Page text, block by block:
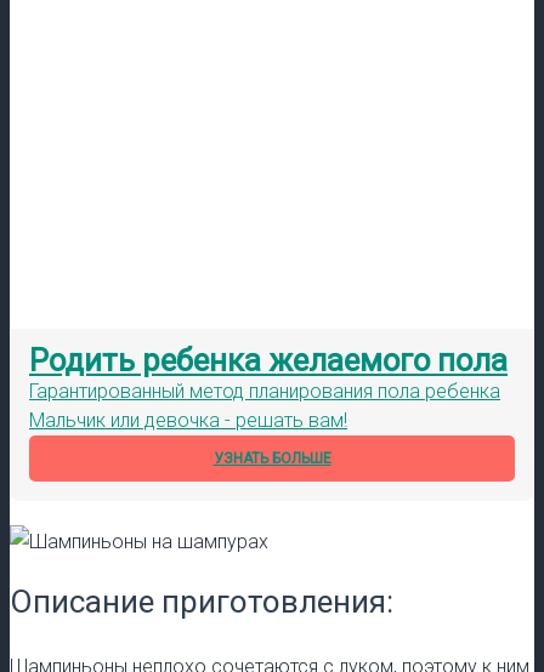
Родить ребенка желаемого пола
Гарантированный метод планирования пола ребенка
Мальчик или девочка - решать вам!
УЗНАТЬ БОЛЬШЕ
Описание приготовления:
Шампиньоны неплохо сочетаются с луком, поэтому к ним